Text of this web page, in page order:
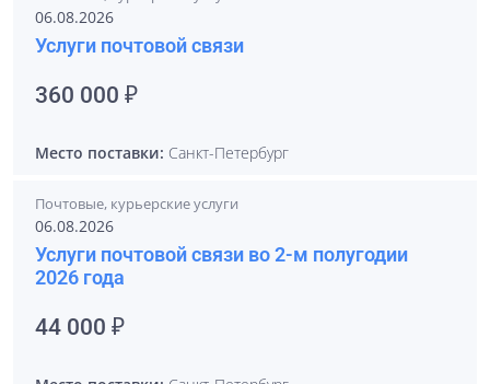
06.08.2026
Услуги почтовой связи
360 000 ₽
Место поставки: Санкт-Петербург
Почтовые, курьерские услуги
06.08.2026
Услуги почтовой связи во 2-м полугодии
2026 года
44 000 ₽